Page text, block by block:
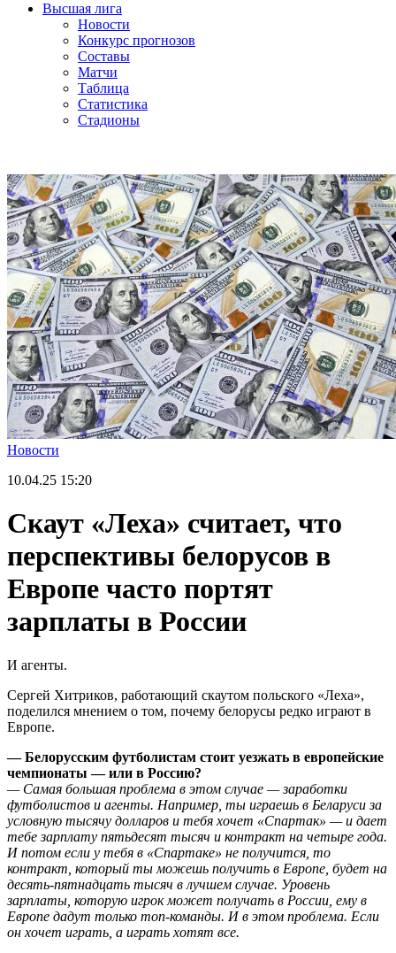
Высшая лига
Новости
Конкурс прогнозов
Составы
Матчи
Таблица
Статистика
Стадионы
Новости
10.04.25 15:20
Скаут «Леха» считает, что
перспективы белорусов в
Европе часто портят
зарплаты в России
И агенты.
Сергей Хитриков, работающий скаутом польского «Леха»,
поделился мнением о том, почему белорусы редко играют в
Европе.
— Белорусским футболистам стоит уезжать в европейские
чемпионаты — или в Россию?
— Самая большая проблема в этом случае — заработки
футболистов и агенты. Например, ты играешь в Беларуси за
условную тысячу долларов и тебя хочет «Спартак» — и дает
тебе зарплату пятьдесят тысяч и контракт на четыре года.
И потом если у тебя в «Спартаке» не получится, то
контракт, который ты можешь получить в Европе, будет на
десять-пятнадцать тысяч в лучшем случае. Уровень
зарплаты, которую игрок может получать в России, ему в
Европе дадут только топ-команды. И в этом проблема. Если
он хочет играть, а играть хотят все.